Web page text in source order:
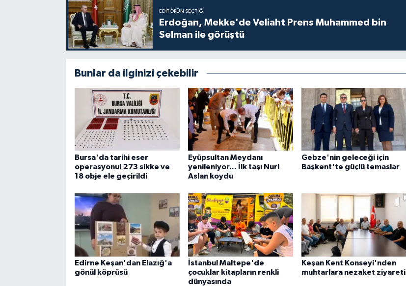
EDITÖRÜN SEÇTIĞI
Erdoğan, Mekke'de Veliaht Prens Muhammed bin
Selman ile görüştü
Bunlar da ilginizi çekebilir
Bursa'da tarihi eser
operasyonu! 273 sikke ve
18 obje ele geçirildi
Eyüpsultan Meydanı
yenileniyor... İlk taşı Nuri
Aslan koydu
Gebze'nin geleceği için
Başkent'te güçlü temaslar
Edirne Keşan'dan Elazığ'a
gönül köprüsü
İstanbul Maltepe'de
çocuklar kitapların renkli
dünyasında
Keşan Kent Konseyi'nden
muhtarlara nezaket ziyareti